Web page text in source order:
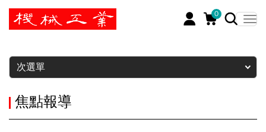
0
暫停
次選單
焦點報導